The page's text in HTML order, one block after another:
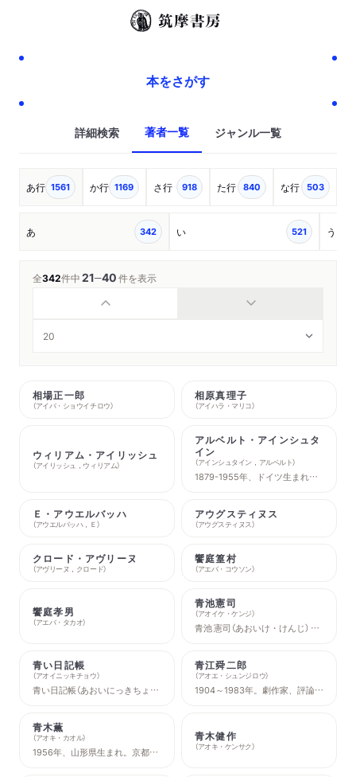
本をさがす
詳細検索 著者一覧 ジャンル一覧
あ行 1561 か行 1169 さ行 918 た行 840 な行 503
あ 342 い 521 う
全342件中21─40件を表示
相場正一郎
（アイバ・ショウイチロウ）
相原真理子
（アイハラ・マリコ）
ウィリアム・アイリッシュ
（アイリッシュ，ウィリアム）
アルベルト・アインシュタ
イン
（アインシュタイン，アルベルト）
1879-1955年、ドイツ生まれの理論物理学者。チューリヒ工科大学を卒業後、スイス特許局に就職。勤務のかたわら理論物理学の研究を続け、1905年にはブラウン運動、特殊相対性理論、光量子仮説等にかんする重要論文を立て続けに発表した。このときの論文によって光電効果の理論的な説明付けに成功し、1921年にノーベル物理学賞を受賞。
Ｅ・アウエルバッハ
（アウエルバッハ，Ｅ）
アウグスティヌス
（アウグスティヌス）
クロード・アヴリーヌ
（アヴリーヌ，クロード）
饗庭篁村
（アエバ・コウソン）
饗庭孝男
（アエバ・タカオ）
青池憲司
（アオイケ・ケンジ）
青池 憲司（あおいけ・けんじ） ：1941年生まれ。映画監督。監督作品に『日本幻野祭三里塚』、『ベンポスタ・子ども共和国』、『琵琶法師 山鹿良之』、〈阪神大震災『野田北部・鷹取の人びと』全14 部〉、『3月11日を生きて～石巻・門脇小・人びと・ことば～』、『津波のあとの時間割～石巻・門脇小・1年の記録～』、『まだ見ぬまちへ～石巻・小さなコミュニティの物語～』がある。
青い日記帳
（アオイニッキチョウ）
青い日記帳（あおいにっきちょう）：國學院大學文学部文学科卒、Tak（タケ）の愛称でブログ「青い日記帳」を主宰する美術ブロガー。１年に300～400の展覧会を鑑賞し、レビューや書評など、幅広いアート情報を毎日発信する。展覧会や美術書のインフルエンサーとして講演、イベント登壇するなど、いまや美術業界では欠かせない存在。著書に『いちばんやさしい美術鑑賞』、『名画のひみつがぜんぶわかる! すごすぎる絵画の図鑑』、『マンガでカンタン！名画の見方は7日間でわかります。 西洋美術編』、『失われたアートの謎を解く』（監修）など。本名は中村剛士。
青江舜二郎
（アオエ・シュンジロウ）
1904～1983年。劇作家、評論家。東京帝国大学文学部印度哲学科卒業。戯曲「火」が小山内薫に認められ、師事する。主著に『戯曲の設計』『演劇の世界史』『日本芸能の源流』など、翻訳書には他に『先史時代のインド文化』（D・H・ゴードン）など。
青木薫
（アオキ・カオル）
1956年、山形県生まれ。京都大学理学部卒業、同大学院修了。理学博士。翻訳家。訳書に『物理学に生きて』、『アインシュタイン論文選』（以上ちくま学芸文庫）、『フェルマーの最終定理』、『暗号解読』（以上新潮文庫）などがある。
青木健作
（アオキ・ケンサク）